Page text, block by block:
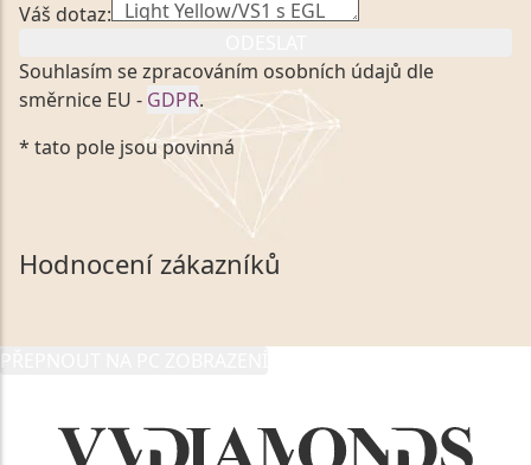
Váš dotaz:
Souhlasím se zpracováním osobních údajů dle
směrnice EU - GDPR.
Kliknutím na výše uvedený odkaz, v souladu se
zákonem č. 101/2000 Sb. v platném znění výslovně
souhlasím se zpracováním a uchováním veškerých
mých osobních údajů, které poskytuji prostřednictvím
společnosti VVDiamonds s.r.o., IČO: 05892481. Tyto
údaje poskytuji společnosti VVDiamonds s.r.o., IČO:
* tato pole jsou povinná
Hodnocení zákazníků